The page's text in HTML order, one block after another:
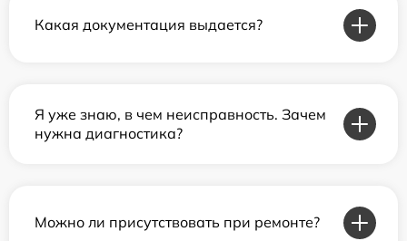
Какая документация выдается?
Я уже знаю, в чем неисправность. Зачем
нужна диагностика?
Можно ли присутствовать при ремонте?